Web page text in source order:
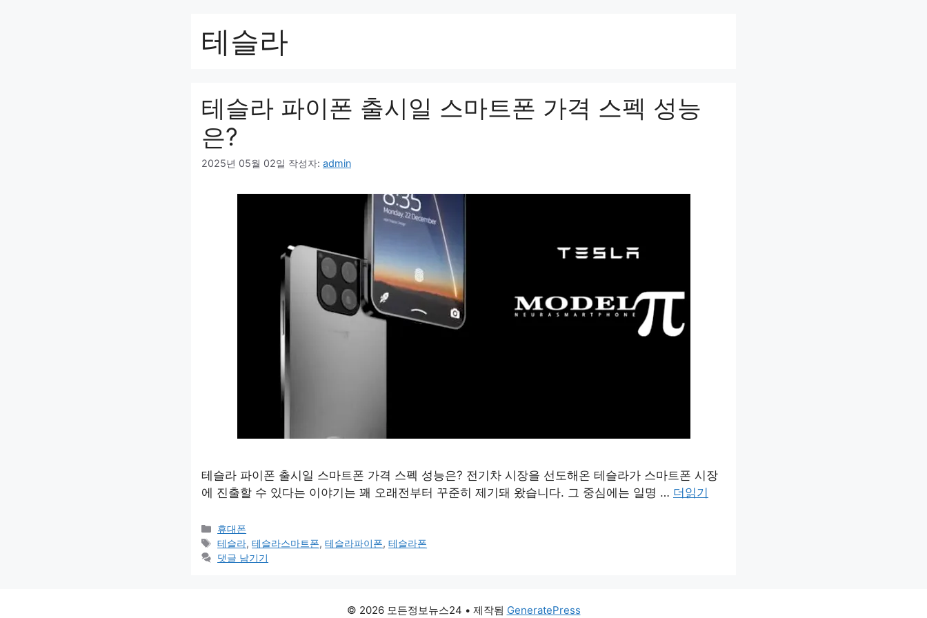
테슬라
테슬라 파이폰 출시일 스마트폰 가격 스펙 성능
은?
2025년 05월 02일 작성자: admin
테슬라 파이폰 출시일 스마트폰 가격 스펙 성능은? 전기차 시장을 선도해온 테슬라가 스마트폰 시장
에 진출할 수 있다는 이야기는 꽤 오래전부터 꾸준히 제기돼 왔습니다. 그 중심에는 일명 … 더읽기
카
테
고
휴대폰
태
그
테슬라,테슬라스마트폰,테슬라파이폰,테슬라폰
댓글 남기기
© 2026 모든정보뉴스24 • 제작됨 GeneratePress